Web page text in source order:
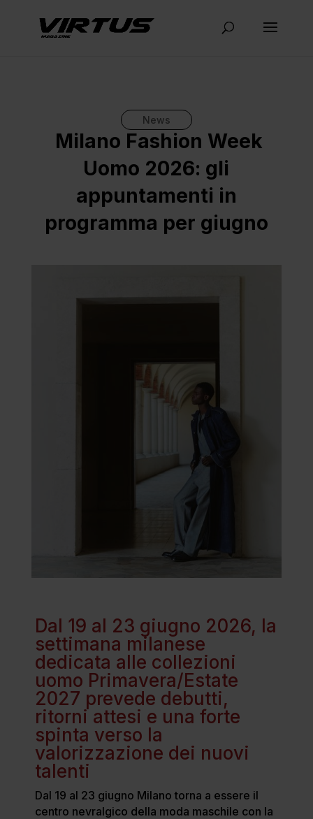
News
Milano Fashion Week
Uomo 2026: gli
appuntamenti in
programma per giugno
Dal 19 al 23 giugno 2026, la
settimana milanese
dedicata alle collezioni
uomo Primavera/Estate
2027 prevede debutti,
ritorni attesi e una forte
spinta verso la
valorizzazione dei nuovi
talenti
Dal 19 al 23 giugno Milano torna a essere il
centro nevralgico della moda maschile con la